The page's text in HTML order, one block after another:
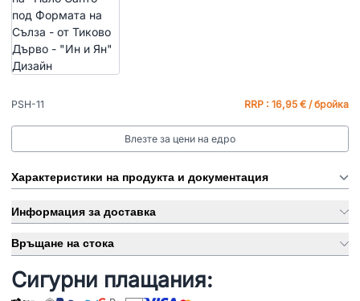
PSH-11 RRP : 16,95 € / бройка
Влезте за цени на едро
Характеристики на продукта и документация
Информация за доставка
Връщане на стока
Сигурни плащания: